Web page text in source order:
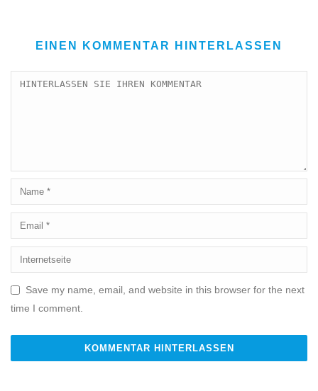
EINEN KOMMENTAR HINTERLASSEN
Save my name, email, and website in this browser for the next
time I comment.